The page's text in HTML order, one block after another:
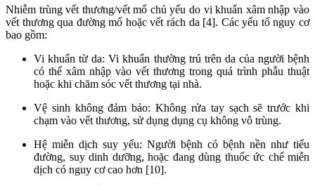
Nhiễm trùng vết thương/vết mổ chủ yếu do vi khuẩn xâm nhập vào
vết thương qua đường mổ hoặc vết rách da [4]. Các yếu tố nguy cơ
bao gồm:
Vi khuẩn từ da: Vi khuẩn thường trú trên da của người bệnh
có thể xâm nhập vào vết thương trong quá trình phẫu thuật
hoặc khi chăm sóc vết thương tại nhà.
Vệ sinh không đảm bảo: Không rửa tay sạch sẽ trước khi
chạm vào vết thương, sử dụng dụng cụ không vô trùng.
Hệ miễn dịch suy yếu: Người bệnh có bệnh nền như tiểu
đường, suy dinh dưỡng, hoặc đang dùng thuốc ức chế miễn
dịch có nguy cơ cao hơn [10].